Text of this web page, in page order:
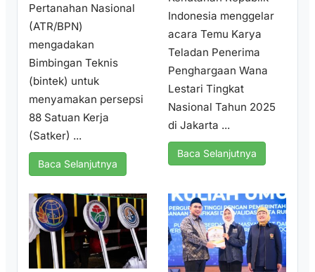
Pertanahan Nasional
(ATR/BPN)
mengadakan
Bimbingan Teknis
(bintek) untuk
menyamakan persepsi
88 Satuan Kerja
(Satker) ...
Baca Selanjutnya
Indonesia menggelar
acara Temu Karya
Teladan Penerima
Penghargaan Wana
Lestari Tingkat
Nasional Tahun 2025
di Jakarta ...
Baca Selanjutnya